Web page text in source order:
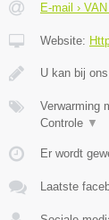
E-mail ›
Website:
U kan bij
Verwarming
Controle ▼
Er wordt
Laatste